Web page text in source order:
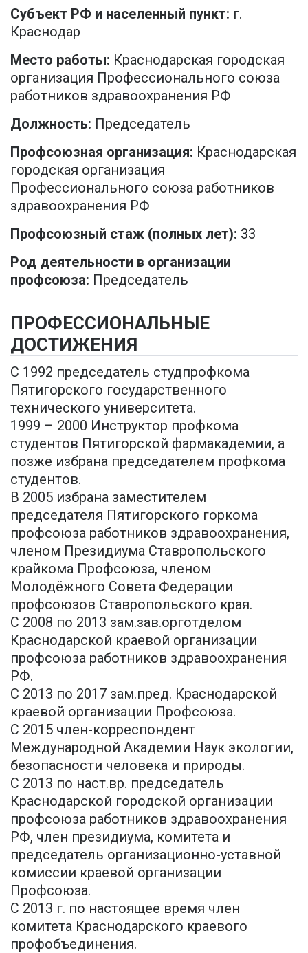
Субъект РФ и населенный пункт: г.
Краснодар
Место работы: Краснодарская городская
организация Профессионального союза
работников здравоохранения РФ
Должность: Председатель
Профсоюзная организация: Краснодарская
городская организация
Профессионального союза работников
здравоохранения РФ
Профсоюзный стаж (полных лет): 33
Род деятельности в организации
профсоюза: Председатель
ПРОФЕССИОНАЛЬНЫЕ
ДОСТИЖЕНИЯ
С 1992 председатель студпрофкома
Пятигорского государственного
технического университета.
1999 – 2000 Инструктор профкома
студентов Пятигорской фармакадемии, а
позже избрана председателем профкома
студентов.
В 2005 избрана заместителем
председателя Пятигорского горкома
профсоюза работников здравоохранения,
членом Президиума Ставропольского
крайкома Профсоюза, членом
Молодёжного Совета Федерации
профсоюзов Ставропольского края.
С 2008 по 2013 зам.зав.орготделом
Краснодарской краевой организации
профсоюза работников здравоохранения
РФ.
С 2013 по 2017 зам.пред. Краснодарской
краевой организации Профсоюза.
С 2015 член-корреспондент
Международной Академии Наук экологии,
безопасности человека и природы.
С 2013 по наст.вр. председатель
Краснодарской городской организации
профсоюза работников здравоохранения
РФ, член президиума, комитета и
председатель организационно-уставной
комиссии краевой организации
Профсоюза.
С 2013 г. по настоящее время член
комитета Краснодарского краевого
профобъединения.